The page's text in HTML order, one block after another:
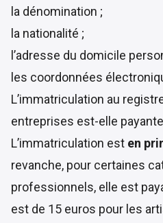
la dénomination ;
la nationalité ;
l’adresse du domicile
les coordonnées
L’immatriculation au
entreprises est-elle
L’immatriculation est en
revanche, pour certaines
professionnels, elle est
est de 15 euros pour les